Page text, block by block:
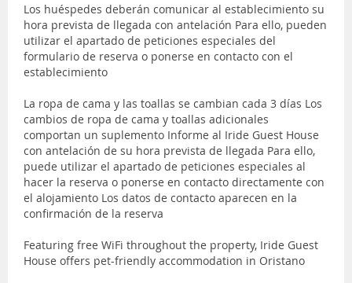
Los huéspedes deberán comunicar al establecimiento su
hora prevista de llegada con antelación Para ello, pueden
utilizar el apartado de peticiones especiales del
formulario de reserva o ponerse en contacto con el
establecimiento
La ropa de cama y las toallas se cambian cada 3 días Los
cambios de ropa de cama y toallas adicionales
comportan un suplemento Informe al Iride Guest House
con antelación de su hora prevista de llegada Para ello,
puede utilizar el apartado de peticiones especiales al
hacer la reserva o ponerse en contacto directamente con
el alojamiento Los datos de contacto aparecen en la
confirmación de la reserva
Featuring free WiFi throughout the property, Iride Guest
House offers pet-friendly accommodation in Oristano